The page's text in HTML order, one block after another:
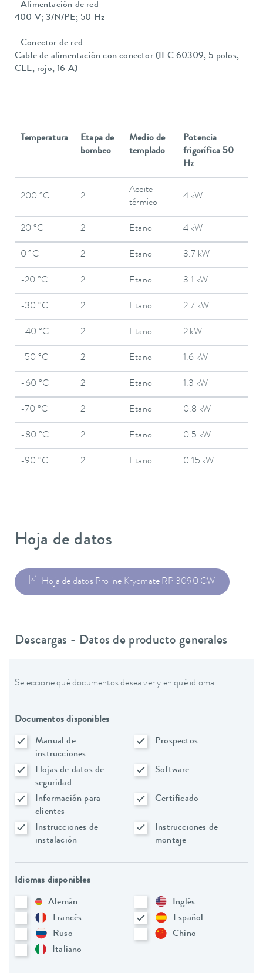
Alimentación de red
400 V; 3/N/PE; 50 Hz
Conector de red
Cable de alimentación con conector (IEC 60309, 5 polos,
CEE, rojo, 16 A)
Temperatura
Etapa de
bombeo
Medio de
templado
Potencia
frigorífica 50
Hz
200 °C 2
Aceite
térmico
4 kW
20 °C 2 Etanol 4 kW
0 °C 2 Etanol 3.7 kW
-20 °C 2 Etanol 3.1 kW
-30 °C 2 Etanol 2.7 kW
-40 °C 2 Etanol 2 kW
-50 °C 2 Etanol 1.6 kW
-60 °C 2 Etanol 1.3 kW
-70 °C 2 Etanol 0.8 kW
-80 °C 2 Etanol 0.5 kW
-90 °C 2 Etanol 0.15 kW
Hoja de datos
Hoja de datos Proline Kryomate RP 3090 CW
Descargas - Datos de producto generales
Seleccione qué documentos desea ver y en qué idioma:
Documentos disponibles
Manual de
instrucciones
Prospectos
Hojas de datos de
seguridad
Software
Información para
clientes
Certificado
Instrucciones de
instalación
Instrucciones de
montaje
Idiomas disponibles
Alemán
Inglés
Francés
Español
Ruso
Chino
Italiano